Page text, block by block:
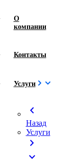
О
компании
Контакты
Услуги
chevron_left
Назад
Услуги
chevron_right
expand_more